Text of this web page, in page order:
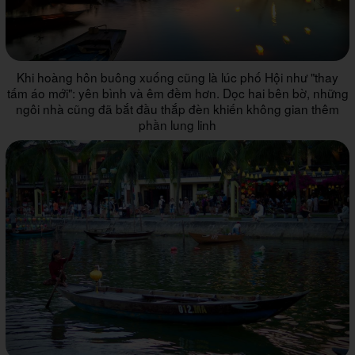
Khi hoàng hôn buông xuống cũng là lúc phố Hội như "thay
tấm áo mới": yên bình và êm đềm hơn. Dọc hai bên bờ, những
ngôi nhà cũng đã bắt đầu thắp đèn khiến không gian thêm
phần lung linh